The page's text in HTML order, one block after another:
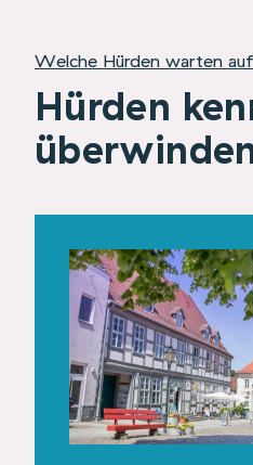
Welche Hürden warten auf
Hürden